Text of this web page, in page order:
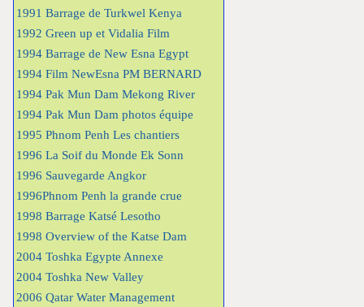
1991 Barrage de Turkwel Kenya
1992 Green up et Vidalia Film
1994 Barrage de New Esna Egypt
1994 Film NewEsna PM BERNARD
1994 Pak Mun Dam Mekong River
1994 Pak Mun Dam photos équipe
1995 Phnom Penh Les chantiers
1996 La Soif du Monde Ek Sonn
1996 Sauvegarde Angkor
1996Phnom Penh la grande crue
1998 Barrage Katsé Lesotho
1998 Overview of the Katse Dam
2004 Toshka Egypte Annexe
2004 Toshka New Valley
2006 Qatar Water Management